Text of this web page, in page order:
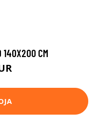
140X200 CM